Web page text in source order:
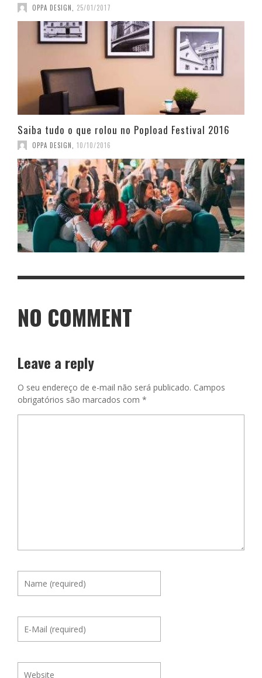
OPPA DESIGN 25/01/2017
Saiba tudo o que rolou no Popload Festival 2016
OPPA DESIGN 10/10/2016
NO COMMENT
Leave a reply
O seu endereço de e-mail não será publicado. Campos
obrigatórios são marcados com *